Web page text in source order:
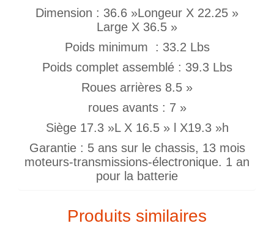
Dimension : 36.6 »Longeur X 22.25 »
Large X 36.5 »
Poids minimum : 33.2 Lbs
Poids complet assemblé : 39.3 Lbs
Roues arrières 8.5 »
roues avants : 7 »
Siège 17.3 »L X 16.5 » l X19.3 »h
Garantie : 5 ans sur le chassis, 13 mois
moteurs-transmissions-électronique. 1 an
pour la batterie
Produits similaires